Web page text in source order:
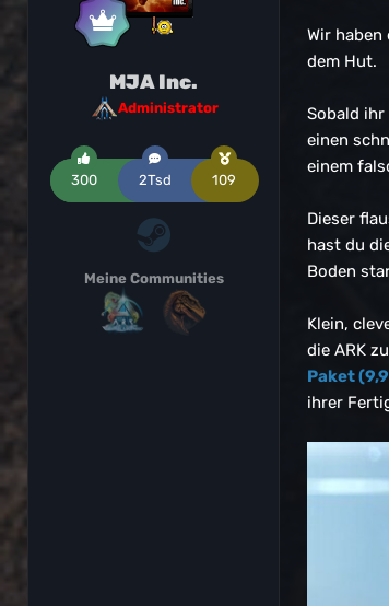
MJA Inc.
Administrator
300 2Tsd 109
Meine Communities
Wir
dem Hut.
Sobald
einen
einem
Dieser
hast du
Boden
Klein,
die ARK
Paket
ihrer